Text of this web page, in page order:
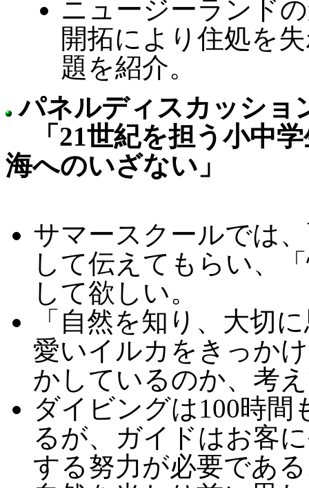
ニュージーランド
開拓により住処を
題を紹介。
パネルディスカッショ
「21世紀を担う小中
海へのいざない」
サマースクールでは
して伝えてもらい、
して欲しい。
「自然を知り、大切
愛いイルカをきっか
かしているのか、考
ダイビングは100時
るが、ガイドはお客
する努力が必要であ